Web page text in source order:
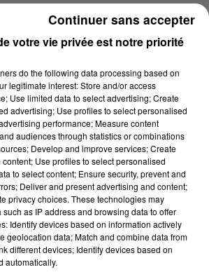
min 15 sec)
infos de l'Ariege
votre vie privée est notre priorité
do the following data processing based on
legitimate interest: Store and/or access
Use limited data to select advertising; Create
advertising; Use profiles to select personalised
performance; Measure content
audiences through statistics or combinations
Develop and improve services; Create
Use profiles to select personalised
to select content; Ensure security, prevent and
Deliver and present advertising and content;
privacy choices. These technologies may
as IP address and browsing data to offer
Identify devices based on information actively
geolocation data; Match and combine data from
different devices; Identify devices based on
automatically.
Continuer sans accepter